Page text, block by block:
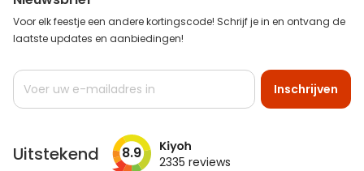
Voor elk feestje een andere kortingscode! Schrijf je in en ontvang de
laatste updates en aanbiedingen!
Abonneer
op
Inschrijven
Uitstekend 8.9 2335 reviews